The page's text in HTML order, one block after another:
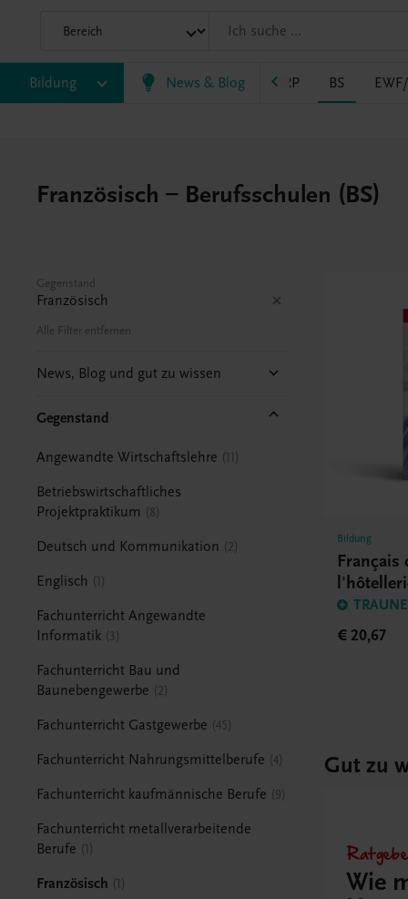
Bildung News & Blog
VS AHS BAFEP/BASOP BRP BS
Französisch – Berufsschulen (BS)
Gegenstand
Französisch
Alle Filter entfernen
News, Blog und gut zu wissen
Gegenstand
Angewandte Wirtschaftslehre 11
Betriebswirtschaftliches
Projektpraktikum
8
Deutsch und Kommunikation 2
Englisch 1
Fachunterricht Angewandte
Informatik
3
Fachunterricht Bau und
Baunebengewerbe
2
Fachunterricht Gastgewerbe 45
Fachunterricht Nahrungsmittelberufe 4
Fachunterricht kaufmännische Berufe 9
Fachunterricht metallverarbeitende
Berufe
1
Französisch 1
Bildung
Français
€ 20,67
Gut zu
Wie